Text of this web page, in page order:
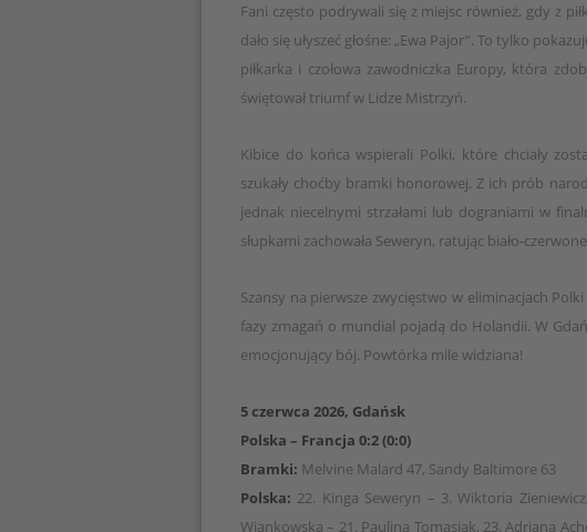
Fani często podrywali się z miejsc również, gdy z
dało się ułyszeć głośne: „Ewa Pajor”. To tylko
piłkarka i czołowa zawodniczka Europy, która
świętował triumf w Lidze Mistrzyń.
Kibice do końca wspierali Polki, które chciały
szukały choćby bramki honorowej. Z ich prób
jednak niecelnymi strzałami lub dograniami w
słupkami zachowała Seweryn, ratując biało-
Szansy na pierwsze zwycięstwo w eliminacjach
fazy zmagań o mundial pojadą do Holandii. W
emocjonujący bój. Powtórka mile widziana!
5 czerwca 2026, Gdańsk
Polska – Francja 0:2 (0:0)
Bramki: Melvine Malard 47, Sandy Baltimore 63
Polska: 22. Kinga Seweryn – 3. Wiktoria
Wiankowska – 21. Paulina Tomasiak, 23. Adriana